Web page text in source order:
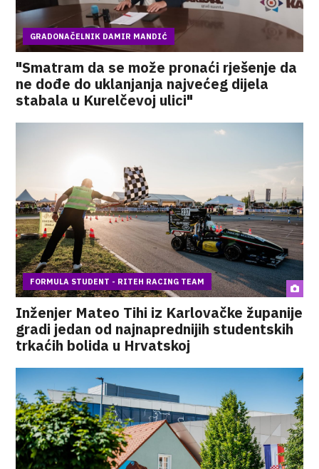
GRADONAČELNIK DAMIR MANDIĆ
"Smatram da se može pronaći rješenje da
ne dođe do uklanjanja najvećeg dijela
stabala u Kurelčevoj ulici"
FORMULA STUDENT - RITEH RACING TEAM
Inženjer Mateo Tihi iz Karlovačke županije
gradi jedan od najnaprednijih studentskih
trkaćih bolida u Hrvatskoj